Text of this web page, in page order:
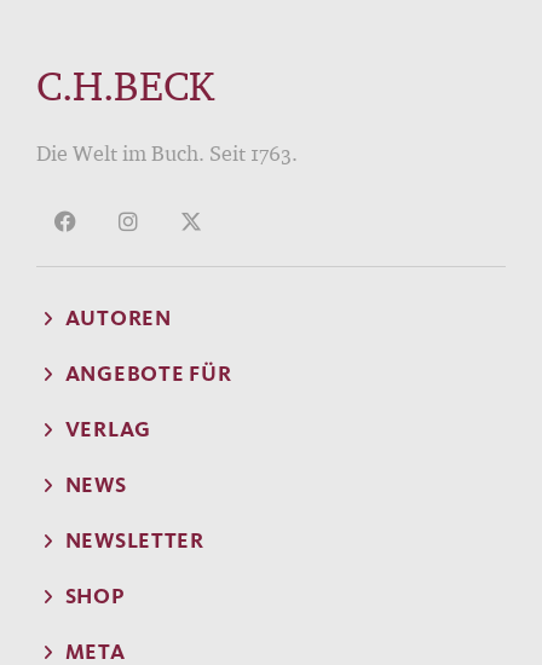
C.H.BECK
Die Welt im Buch. Seit 1763.
AUTOREN
ANGEBOTE FÜR
VERLAG
NEWS
NEWSLETTER
SHOP
META